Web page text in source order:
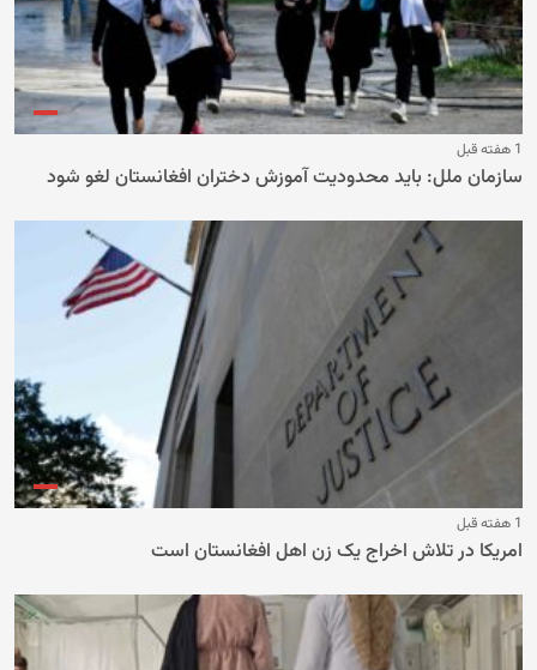
1 هفته قبل
سازمان ملل: باید محدودیت آموزش دختران افغانستان لغو شود
1 هفته قبل
امریکا در تلاش اخراج یک زن اهل افغانستان است